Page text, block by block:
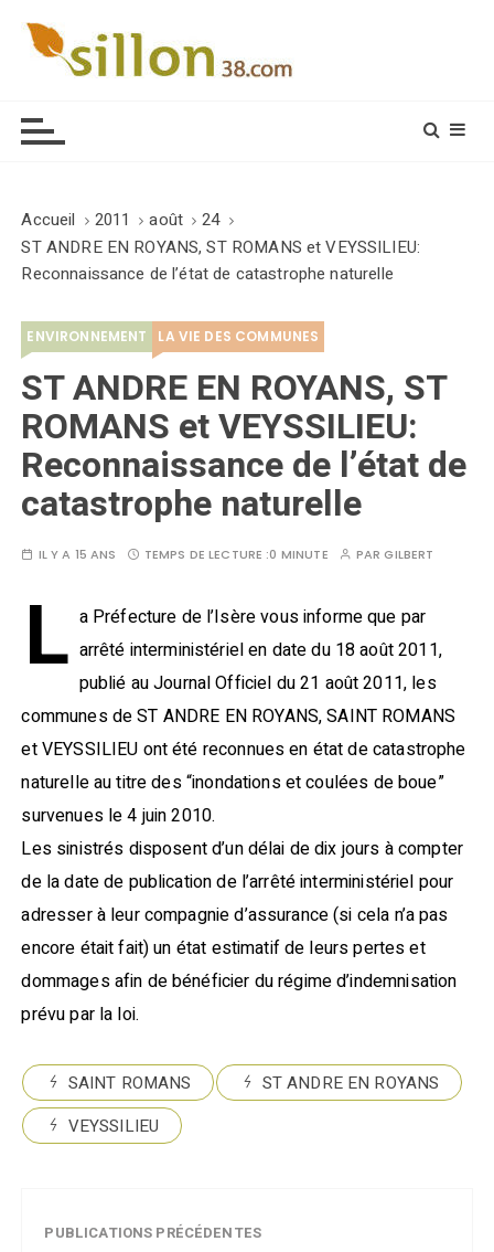
Accueil 2011 août
24
ST ANDRE EN ROYANS, ST ROMANS et VEYSSILIEU:
Reconnaissance de l’état de catastrophe naturelle
ENVIRONNEMENT LA VIE DES COMMUNES
ST ANDRE EN ROYANS, ST
ROMANS et VEYSSILIEU:
Reconnaissance de l’état de
catastrophe naturelle
IL Y A 15 ANS TEMPS DE LECTURE :0 MINUTE PARGILBERT
L a Préfecture de l’Isère vous informe que par
arrêté interministériel en date du 18 août 2011,
publié au Journal Officiel du 21 août 2011, les
communes de ST ANDRE EN ROYANS, SAINT ROMANS
et VEYSSILIEU ont été reconnues en état de catastrophe
naturelle au titre des “inondations et coulées de boue”
survenues le 4 juin 2010.
Les sinistrés disposent d’un délai de dix jours à compter
de la date de publication de l’arrêté interministériel pour
adresser à leur compagnie d’assurance (si cela n’a pas
encore était fait) un état estimatif de leurs pertes et
dommages afin de bénéficier du régime d’indemnisation
prévu par la loi.
SAINT ROMANS
ST ANDRE EN ROYANS
VEYSSILIEU
PUBLICATIONS PRÉCÉDENTES